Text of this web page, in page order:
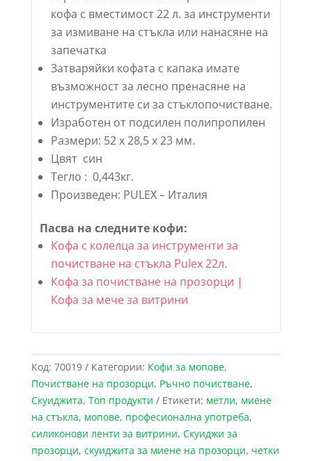
кофа с вместимост 22 л. за инструменти
за измиване на стъкла или нанасяне на
запечатка
Затваряйки кофата с капака имате
възможност за лесно пренасяне на
инструментите си за стъклопочистване.
Изработен от подсилен полипропилен
Размери: 52 x 28,5 x 23 мм.
Цвят син
Тегло : 0,443кг.
Произведен: PULEX – Италия
Пасва на следните кофи:
Кофа с колелца за инструменти за
почистване на стъкла Pulex 22л.
Кофа за почистване на прозорци |
Кофа за мече за витрини
Код: 70019 Категории: Кофи за мопове,
Почистване на прозорци, Ръчно почистване,
Скуиджита, Топ продукти Етикети: метли, миене
на стъкла, мопове, професионална употреба,
силиконови ленти за витрини, Скуиджи за
прозорци, скуиджита за миене на прозорци, четки